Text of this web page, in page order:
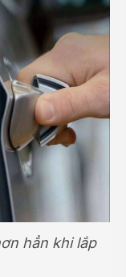
hẳn khi lắp